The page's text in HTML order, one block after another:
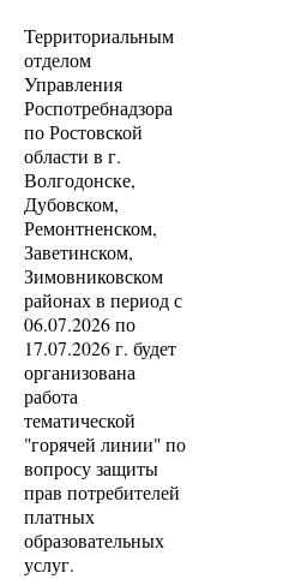
Территориальным
отделом
Управления
Роспотребнадзора
по Ростовской
области в г.
Волгодонске,
Дубовском,
Ремонтненском,
Заветинском,
Зимовниковском
районах в период с
06.07.2026 по
17.07.2026 г. будет
организована
работа
тематической
"горячей линии" по
вопросу защиты
прав потребителей
платных
образовательных
услуг.